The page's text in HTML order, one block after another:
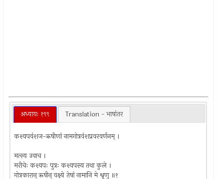
अध्यायः १९९ Translation - भाषांतर
कश्यपवंशज-ऋषीणां नामगोत्रवंशप्रवरवर्णनम् ।
मत्स्य उवाच ।
मरीचेः कश्यपः पुत्रः कश्यपस्य तथा कुले ।
गोत्रकारान् ऋषीन् वक्ष्ये तेषां नामानि मे श्रृणु ॥१